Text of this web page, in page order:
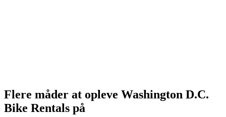
Flere måder at opleve Washington D.C.
Bike Rentals på